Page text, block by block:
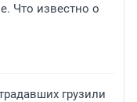
Что известно о
грузили